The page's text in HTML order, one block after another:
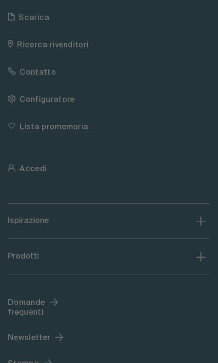
Scarica
Ricerca rivenditori
Contatto
Configuratore
Lista promemoria
Accedi
Ispirazione
Prodotti
Domande
frequenti
Newsletter